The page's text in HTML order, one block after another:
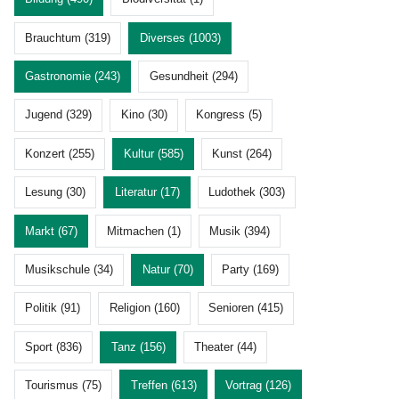
Brauchtum (319) Diverses (1003)
Gastronomie (243) Gesundheit (294)
Jugend (329) Kino (30) Kongress (5)
Konzert (255) Kultur (585) Kunst (264)
Lesung (30) Literatur (17) Ludothek (303)
Markt (67) Mitmachen (1) Musik (394)
Musikschule (34) Natur (70) Party (169)
Politik (91) Religion (160) Senioren (415)
Sport (836) Tanz (156) Theater (44)
Tourismus (75) Treffen (613) Vortrag (126)